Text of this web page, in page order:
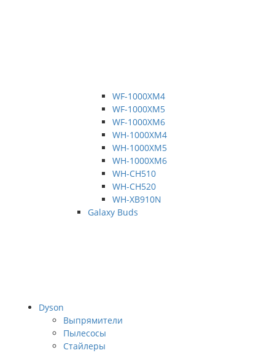
WF-1000XM4
WF-1000XM5
WF-1000XM6
WH-1000XM4
WH-1000XM5
WH-1000XM6
WH-CH510
WH-CH520
WH-XB910N
Galaxy Buds
Dyson
Выпрямители
Пылесосы
Стайлеры